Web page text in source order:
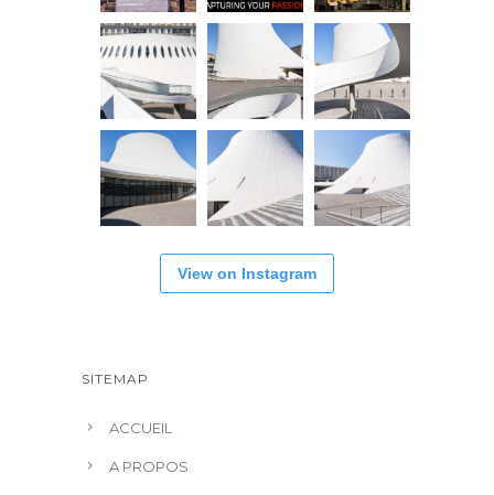
View on Instagram
SITEMAP
ACCUEIL
A PROPOS